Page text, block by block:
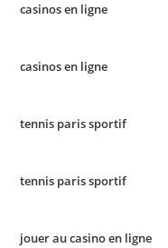
casinos en ligne
casinos en ligne
tennis paris sportif
tennis paris sportif
jouer au casino en ligne